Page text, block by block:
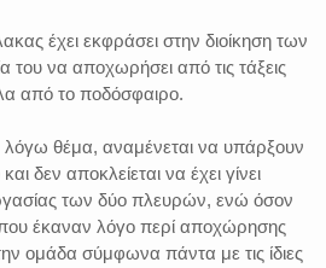
έχει εκφράσει στην διοίκηση των
του να αποχωρήσει από τις τάξεις
από το ποδόσφαιρο.
λόγω θέμα, αναμένεται να υπάρξουν
δεν αποκλείεται να έχει γίνει
των δύο πλευρών, ενώ όσον
έκαναν λόγο περί αποχώρησης
ομάδα σύμφωνα πάντα με τις ίδιες